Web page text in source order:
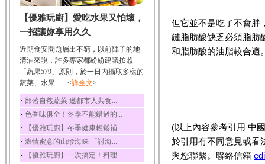
韭菜
韭菜所含的膳食纖維能
幫助消化與通便；揮...
冬瓜
冬瓜營養價值高，鈉含
量極低是水腫病人的...
豆豉
豆豉裡頭含有營養的蛋
白質、脂肪、鈣、磷...
榛果
榛果裡所含的營養素有
蛋白質、脂肪、醣類...
迷迭香
【優雅玩廚】愛吃水果又怕壞，
一招讓妳享用久久
近期食安問題層出不窮，以前陣子的地
溝油來說，許多專家都紛紛建議按照
「蔬果579」原則，於一日內攝取多樣的
蔬菜、水果.......<詳全文>
‧ 部落自然蔬菜 邀都市人共食...
‧ 色香味俱全！冬季不能錯過的...
‧ 【優雅玩廚】冬季健康輕鬆補...
‧ 濃情蜜意的山珍海味 「討海...
‧ 【優雅玩廚】一次搞定！料理...
但它並不是吃了不會胖
鏈脂肪酸缺乏必須脂肪
和脂肪酸的油脂較合適
(以上內容參考引用 中
於引用有不同意見或看
與您聯繫。聯絡信箱